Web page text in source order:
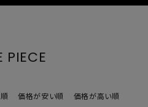
PIECE
価格が安い順 価格が高い順